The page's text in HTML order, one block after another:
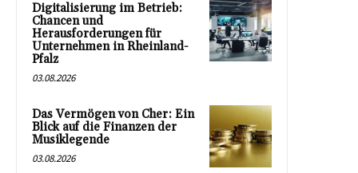
Digitalisierung im Betrieb:
Chancen und
Herausforderungen für
Unternehmen in Rheinland-
Pfalz
03.08.2026
Das Vermögen von Cher: Ein
Blick auf die Finanzen der
Musiklegende
03.08.2026